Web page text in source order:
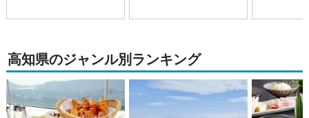
高知県のジャンル別ランキング